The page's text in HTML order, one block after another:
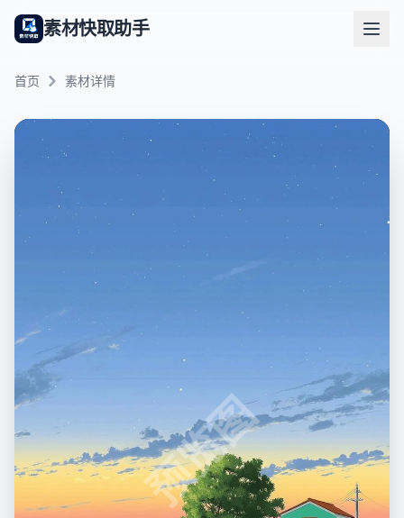
素材快取助手
首页 素材详情
预览图